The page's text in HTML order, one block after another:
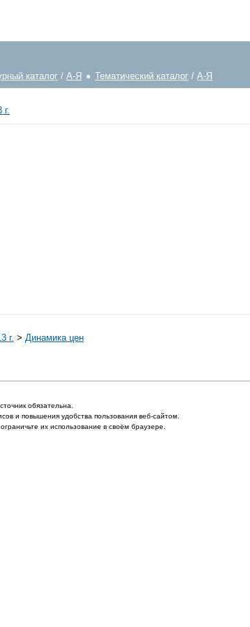
каталог / А-Я Тематический каталог / А-Я
г. > Динамика цен
обязательна.
и повышения удобства пользования веб-сайтом.
их использование в своём браузере.